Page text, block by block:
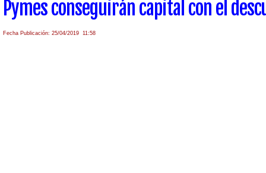
Pymes conseguirán capital con el
Fecha Publicación: 25/04/2019 11:58